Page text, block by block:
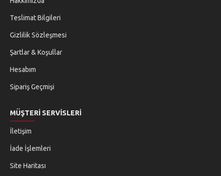
Teslimat Bilgileri
Gizlilik Sözleşmesi
Şartlar & Koşullar
Hesabım
Sipariş Geçmişi
MÜŞTERI SERVISLERI
İletişim
İade İşlemleri
Site Haritası